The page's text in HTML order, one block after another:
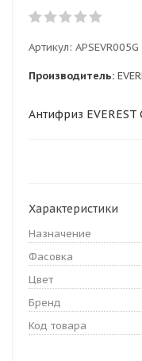
Артикул: APSEVR005G
Производитель:
Антифриз EVEREST
Характеристики
Назначение
Фасовка
Цвет
Бренд
Код товара